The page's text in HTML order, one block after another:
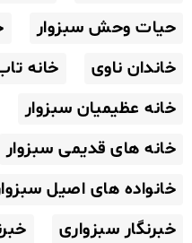
حیات وحش سبزوار
خاندان ناوی
خانه
خانه عظیمیان سبزوار
خانه های قدیمی سبزوار
خانواده های اصیل
خبرنگار سبزواری